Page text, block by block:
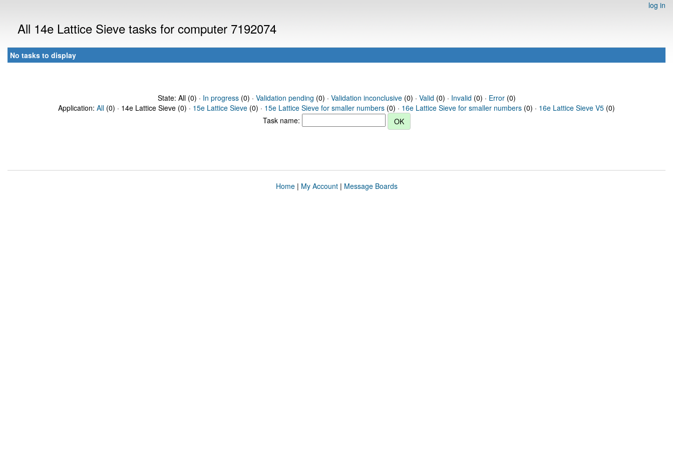
log in
All 14e Lattice Sieve tasks for computer 7192074
No tasks to display
State: All (0) · In progress(0) · Validation pending (0) · Validation inconclusive(0) · Valid (0) · Invalid (0) · Error(0)
Application: All (0) · 14e Lattice Sieve (0) · 15e Lattice Sieve (0) · 15e Lattice Sieve for smaller numbers (0) · 16e Lattice Sieve for smaller numbers (0) · 16e Lattice Sieve V5 (0)
Task name:
Home| My Account| Message Boards